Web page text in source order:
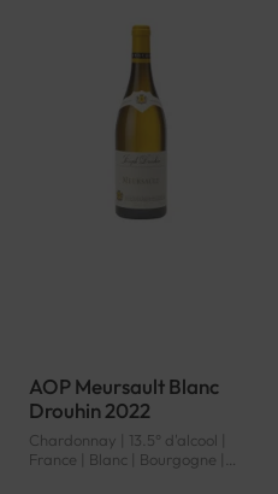
AOP Meursault Blanc
Drouhin 2022
Chardonnay | 13.5° d'alcool |
France | Blanc | Bourgogne |